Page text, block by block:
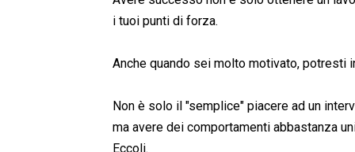
i tuoi punti di forza.
Anche quando sei molto motivato, potresti
Non è solo il "semplice" piacere ad un
ma avere dei comportamenti abbastanza
Eccoli.